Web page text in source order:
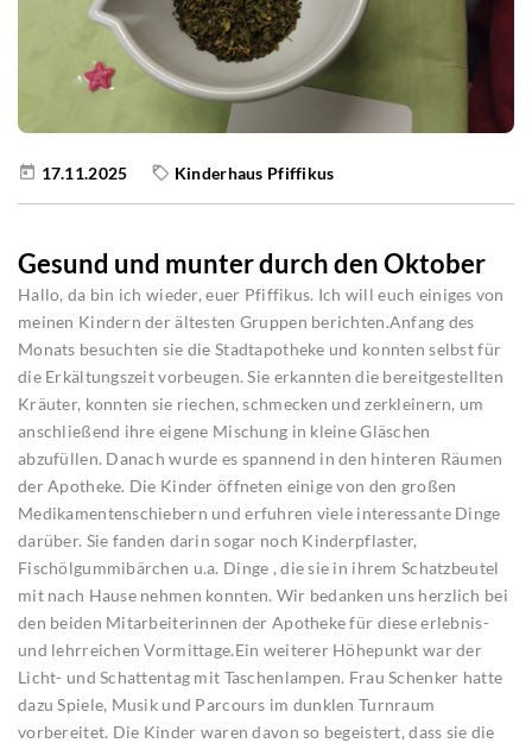
17.11.2025 Kinderhaus Pfiffikus
Gesund und munter durch den Oktober
Hallo, da bin ich wieder, euer Pfiffikus. Ich will euch einiges von
meinen Kindern der ältesten Gruppen berichten.Anfang des
Monats besuchten sie die Stadtapotheke und konnten selbst für
die Erkältungszeit vorbeugen. Sie erkannten die bereitgestellten
Kräuter, konnten sie riechen, schmecken und zerkleinern, um
anschließend ihre eigene Mischung in kleine Gläschen
abzufüllen. Danach wurde es spannend in den hinteren Räumen
der Apotheke. Die Kinder öffneten einige von den großen
Medikamentenschiebern und erfuhren viele interessante Dinge
darüber. Sie fanden darin sogar noch Kinderpflaster,
Fischölgummibärchen u.a. Dinge , die sie in ihrem Schatzbeutel
mit nach Hause nehmen konnten. Wir bedanken uns herzlich bei
den beiden Mitarbeiterinnen der Apotheke für diese erlebnis-
und lehrreichen Vormittage.Ein weiterer Höhepunkt war der
Licht- und Schattentag mit Taschenlampen. Frau Schenker hatte
dazu Spiele, Musik und Parcours im dunklen Turnraum
vorbereitet. Die Kinder waren davon so begeistert, dass sie die